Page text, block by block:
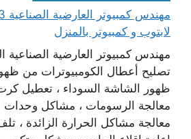
لابتوب و كمبيوتر بالمنزل
مهندس كمبيوتر العارضية الصناعية
تصليح أعطال الكومبيوترات من
ظهور الشاشة السوداء ، تعطيل
معالجة الرسومات ، مشاكل وحدات
معالجة مشاكل الحرارة الزائدة ،